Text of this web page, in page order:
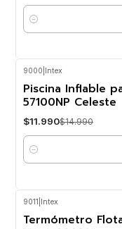
Cantidad
-20% OFF
9000 Intex
Piscina Inflable
57100NP Celeste
$11.990$14.990
Cantidad
9011 Intex
Termómetro